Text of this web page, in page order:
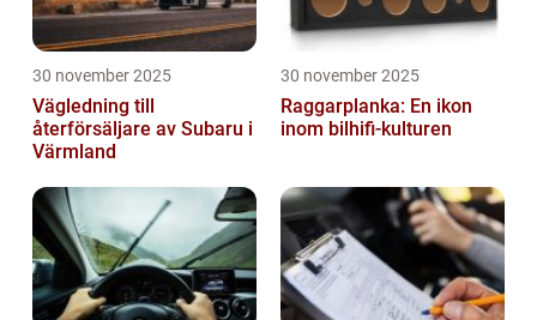
30 november 2025
Vägledning till
återförsäljare av Subaru i
Värmland
30 november 2025
Raggarplanka: En ikon
inom bilhifi-kulturen